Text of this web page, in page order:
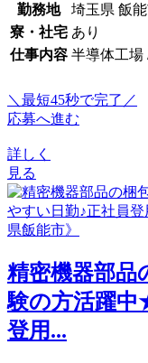
勤務地
埼玉県 飯
寮・社宅 あり
仕事内容 半導体工場
＼最短45秒で完了／
応募へ進む
詳しく
見る
精密機器部品
験の方活躍
登用...